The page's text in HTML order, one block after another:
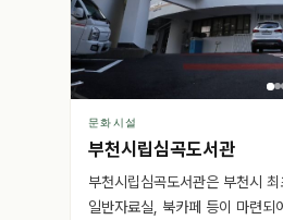
문화시설
부천시립심곡도서관
부천시립심곡도서관은 부천시
일반자료실, 북카페 등이 마련